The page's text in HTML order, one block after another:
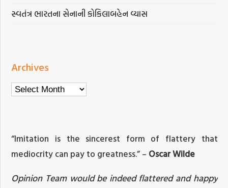
સ્વતંત્ર ભારતના સેનાની કોકિલાબહેન વ્યાસ
Archives
Archives
“Imitation is the sincerest form of flattery that
mediocrity can pay to greatness.” – Oscar Wilde
Opinion Team would be indeed flattered and happy